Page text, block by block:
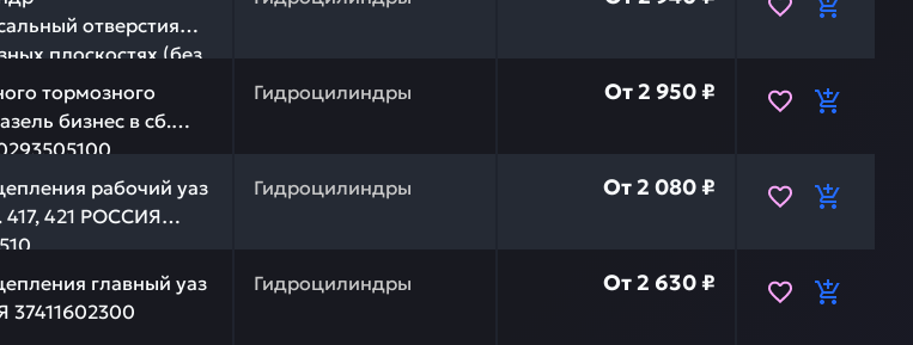
отверстия
плоскостях (без
РОССИЯ 50-
тормозного
бизнес в сб.
Гидроцилиндры
подбор. Бачок главного тормозного цилиндра газель бизнес в сб. РОССИЯ
От2 950 ₽
рабочий уаз
417, 421 РОССИЯ
Гидроцилиндры
подбор. Цилиндр сцепления рабочий уаз 469, 452 дв. 417, 421 РОССИЯ
От2 080 ₽
главный уаз
Гидроцилиндры
подбор. Цилиндр сцепления главный уаз 452 РОССИЯ 37411602300 — это
От2 630 ₽